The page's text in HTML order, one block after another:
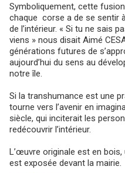
Symboliquement, cette
chaque corse a de se sentir
de l’intérieur. « Si tu ne sais
viens » nous disait Aimé
générations futures de
aujourd’hui du sens au
notre île.
Si la transhumance est une
tourne vers l’avenir en
siècle, qui inciterait les
redécouvrir l’intérieur.
L’œuvre originale est en
est exposée devant la mairie.